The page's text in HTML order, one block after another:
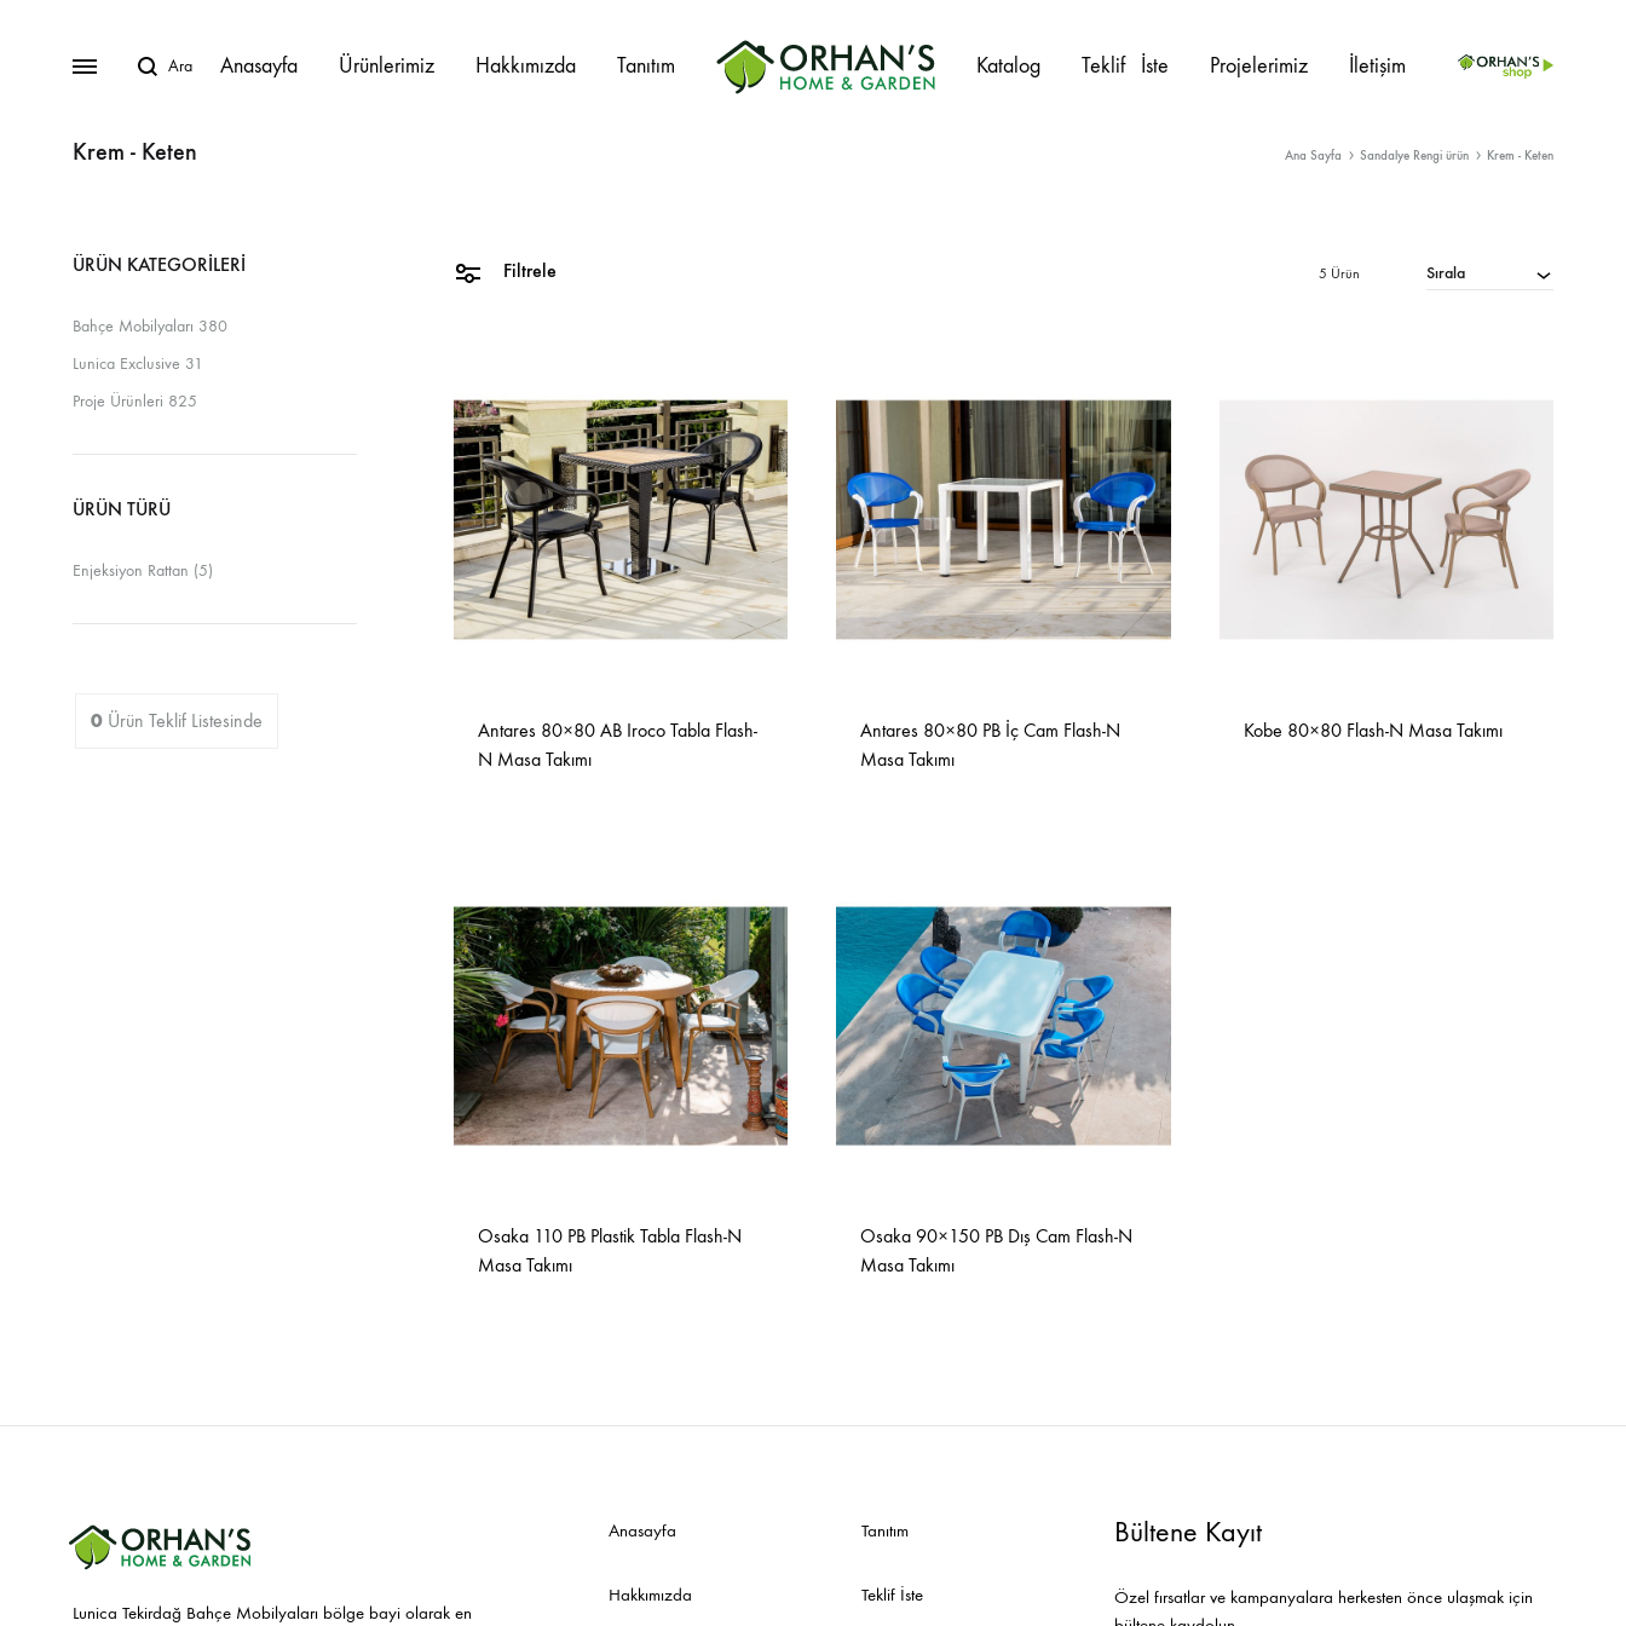
Anasayfa Ürünlerimiz
Lunica Bahçe Mobilyaları
Şemsiyeler
Hamaklar
Sehpalar
Metal Sandalye
Plastik Sandalye
Bar Sandalyeleri
Masa Ayakları
Tamamlayıcı Ürünler
Hakkımızda
Tanıtım
Katalog Teklif⠀İste Projelerimiz İletişim
Krem - Keten Ana Sayfa Sandalye Rengi ürün Krem - Keten
Filtrele Sırala
5 Ürün
Antares 80×80 AB Iroco Tabla Flash-
N Masa Takımı
Antares 80×80 PB İç Cam Flash-N
Masa Takımı
Kobe 80×80 Flash-N Masa Takımı
Osaka 110 PB Plastik Tabla Flash-N
Masa Takımı
Osaka 90×150 PB Dış Cam Flash-N
Masa Takımı
ÜRÜN KATEGORILERI
Bahçe Mobilyaları 380
Lunica Exclusive 31
Proje Ürünleri 825
ÜRÜN TÜRÜ
Enjeksiyon Rattan (5)
0 Ürün Teklif Listesinde
Lunica Tekirdağ Bahçe Mobilyaları bölge bayi olarak en
Anasayfa
Hakkımızda
Tanıtım
Teklif İste
Bültene Kayıt
Özel fırsatlar ve kampanyalara herkesten önce ulaşmak için